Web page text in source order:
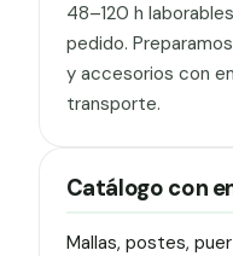
48–120 h
pedido.
y accesorios con
transporte.
Catálogo con
Mallas, postes,